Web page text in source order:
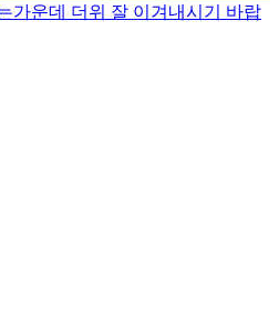
가운데 더위 잘 이겨내시기 바랍